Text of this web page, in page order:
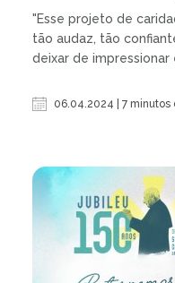
"Esse projeto de
tão audaz, tão
deixar de impressionar
06.04.2024 | 7 minutos